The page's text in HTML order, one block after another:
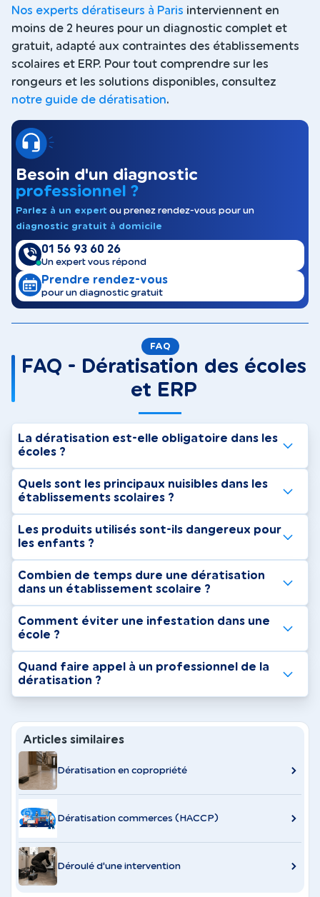
Nos experts dératiseurs à Paris interviennent en
moins de 2 heures pour un diagnostic complet et
gratuit, adapté aux contraintes des établissements
scolaires et ERP. Pour tout comprendre sur les
rongeurs et les solutions disponibles, consultez
notre guide de dératisation.
Besoin d'un diagnostic
professionnel ?
Parlez à un expert ou prenez rendez-vous pour un
diagnostic gratuit à domicile
01 56 93 60 26
Un expert vous répond
Prendre rendez-vous
pour un diagnostic gratuit
FAQ
FAQ - Dératisation des écoles
et ERP
La dératisation est-elle obligatoire dans les
écoles ?
Quels sont les principaux nuisibles dans les
établissements scolaires ?
Les produits utilisés sont-ils dangereux pour
les enfants ?
Combien de temps dure une dératisation
dans un établissement scolaire ?
Comment éviter une infestation dans une
école ?
Quand faire appel à un professionnel de la
dératisation ?
Articles similaires
Dératisation en copropriété
Dératisation commerces (HACCP)
Déroulé d'une intervention